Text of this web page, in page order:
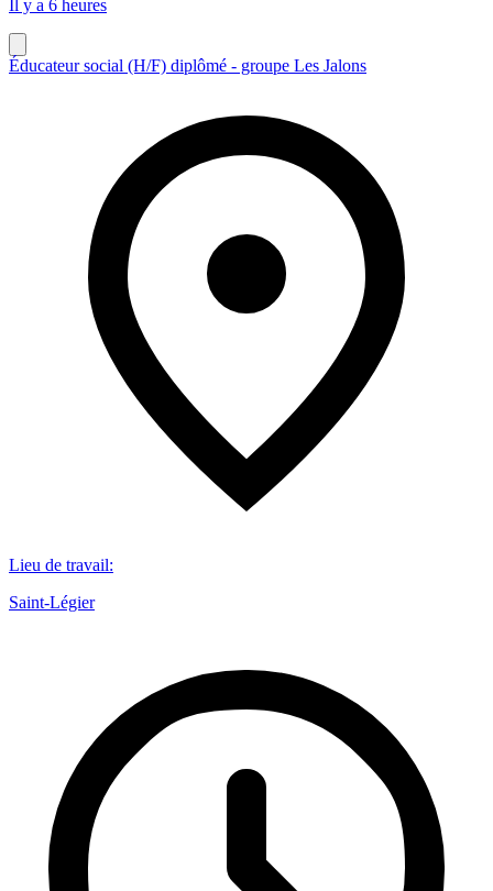
Il y a 6 heures
Éducateur social (H/F) diplômé - groupe Les Jalons
Lieu de travail:
Saint-Légier